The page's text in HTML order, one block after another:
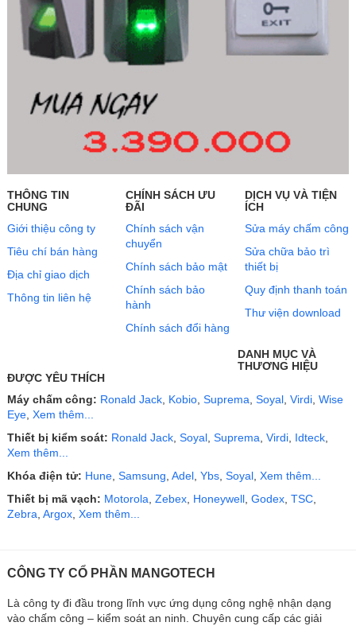
THÔNG TIN
CHUNG
Giới thiệu công ty
Tiêu chí bán hàng
Địa chỉ giao dịch
Thông tin liên hệ
CHÍNH SÁCH ƯU
ĐÃI
Chính sách vận
chuyển
Chính sách bảo mật
Chính sách bảo
hành
Chính sách đổi hàng
DỊCH VỤ VÀ TIỆN
ÍCH
Sửa máy chấm công
Sửa chữa bảo trì
thiết bị
Quy định thanh toán
Thư viện download
DANH MỤC VÀ
THƯƠNG HIỆU
ĐƯỢC YÊU THÍCH
Máy chấm công: Ronald Jack, Kobio, Suprema, Soyal, Virdi, Wise
Eye, Xem thêm...
Thiết bị kiểm soát: Ronald Jack, Soyal, Suprema, Virdi, Idteck,
Xem thêm...
Khóa điện tử: Hune, Samsung, Adel, Ybs, Soyal, Xem thêm...
Thiết bị mã vạch: Motorola, Zebex, Honeywell, Godex, TSC,
Zebra, Argox, Xem thêm...
CÔNG TY CỔ PHẦN MANGOTECH
Là công ty đi đầu trong lĩnh vực ứng dụng công nghệ nhận dạng
vào chấm công – kiểm soát an ninh. Chuyên cung cấp các giải